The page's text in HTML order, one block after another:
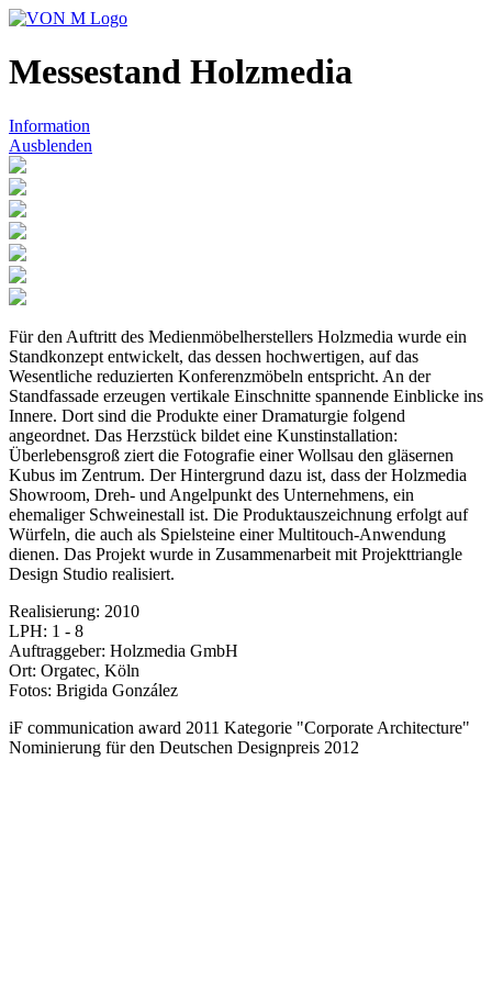
Messestand Holzmedia
Information
Ausblenden
Für den Auftritt des Medienmöbelherstellers Holzmedia wurde ein
Standkonzept entwickelt, das dessen hochwertigen, auf das
Wesentliche reduzierten Konferenzmöbeln entspricht. An der
Standfassade erzeugen vertikale Einschnitte spannende Einblicke ins
Innere. Dort sind die Produkte einer Dramaturgie folgend
angeordnet. Das Herzstück bildet eine Kunstinstallation:
Überlebensgroß ziert die Fotografie einer Wollsau den gläsernen
Kubus im Zentrum. Der Hintergrund dazu ist, dass der Holzmedia
Showroom, Dreh- und Angelpunkt des Unternehmens, ein
ehemaliger Schweinestall ist. Die Produktauszeichnung erfolgt auf
Würfeln, die auch als Spielsteine einer Multitouch-Anwendung
dienen. Das Projekt wurde in Zusammenarbeit mit Projekttriangle
Design Studio realisiert.
Realisierung: 2010
LPH: 1 - 8
Auftraggeber: Holzmedia GmbH
Ort: Orgatec, Köln
Fotos: Brigida González
iF communication award 2011 Kategorie "Corporate Architecture"
Nominierung für den Deutschen Designpreis 2012